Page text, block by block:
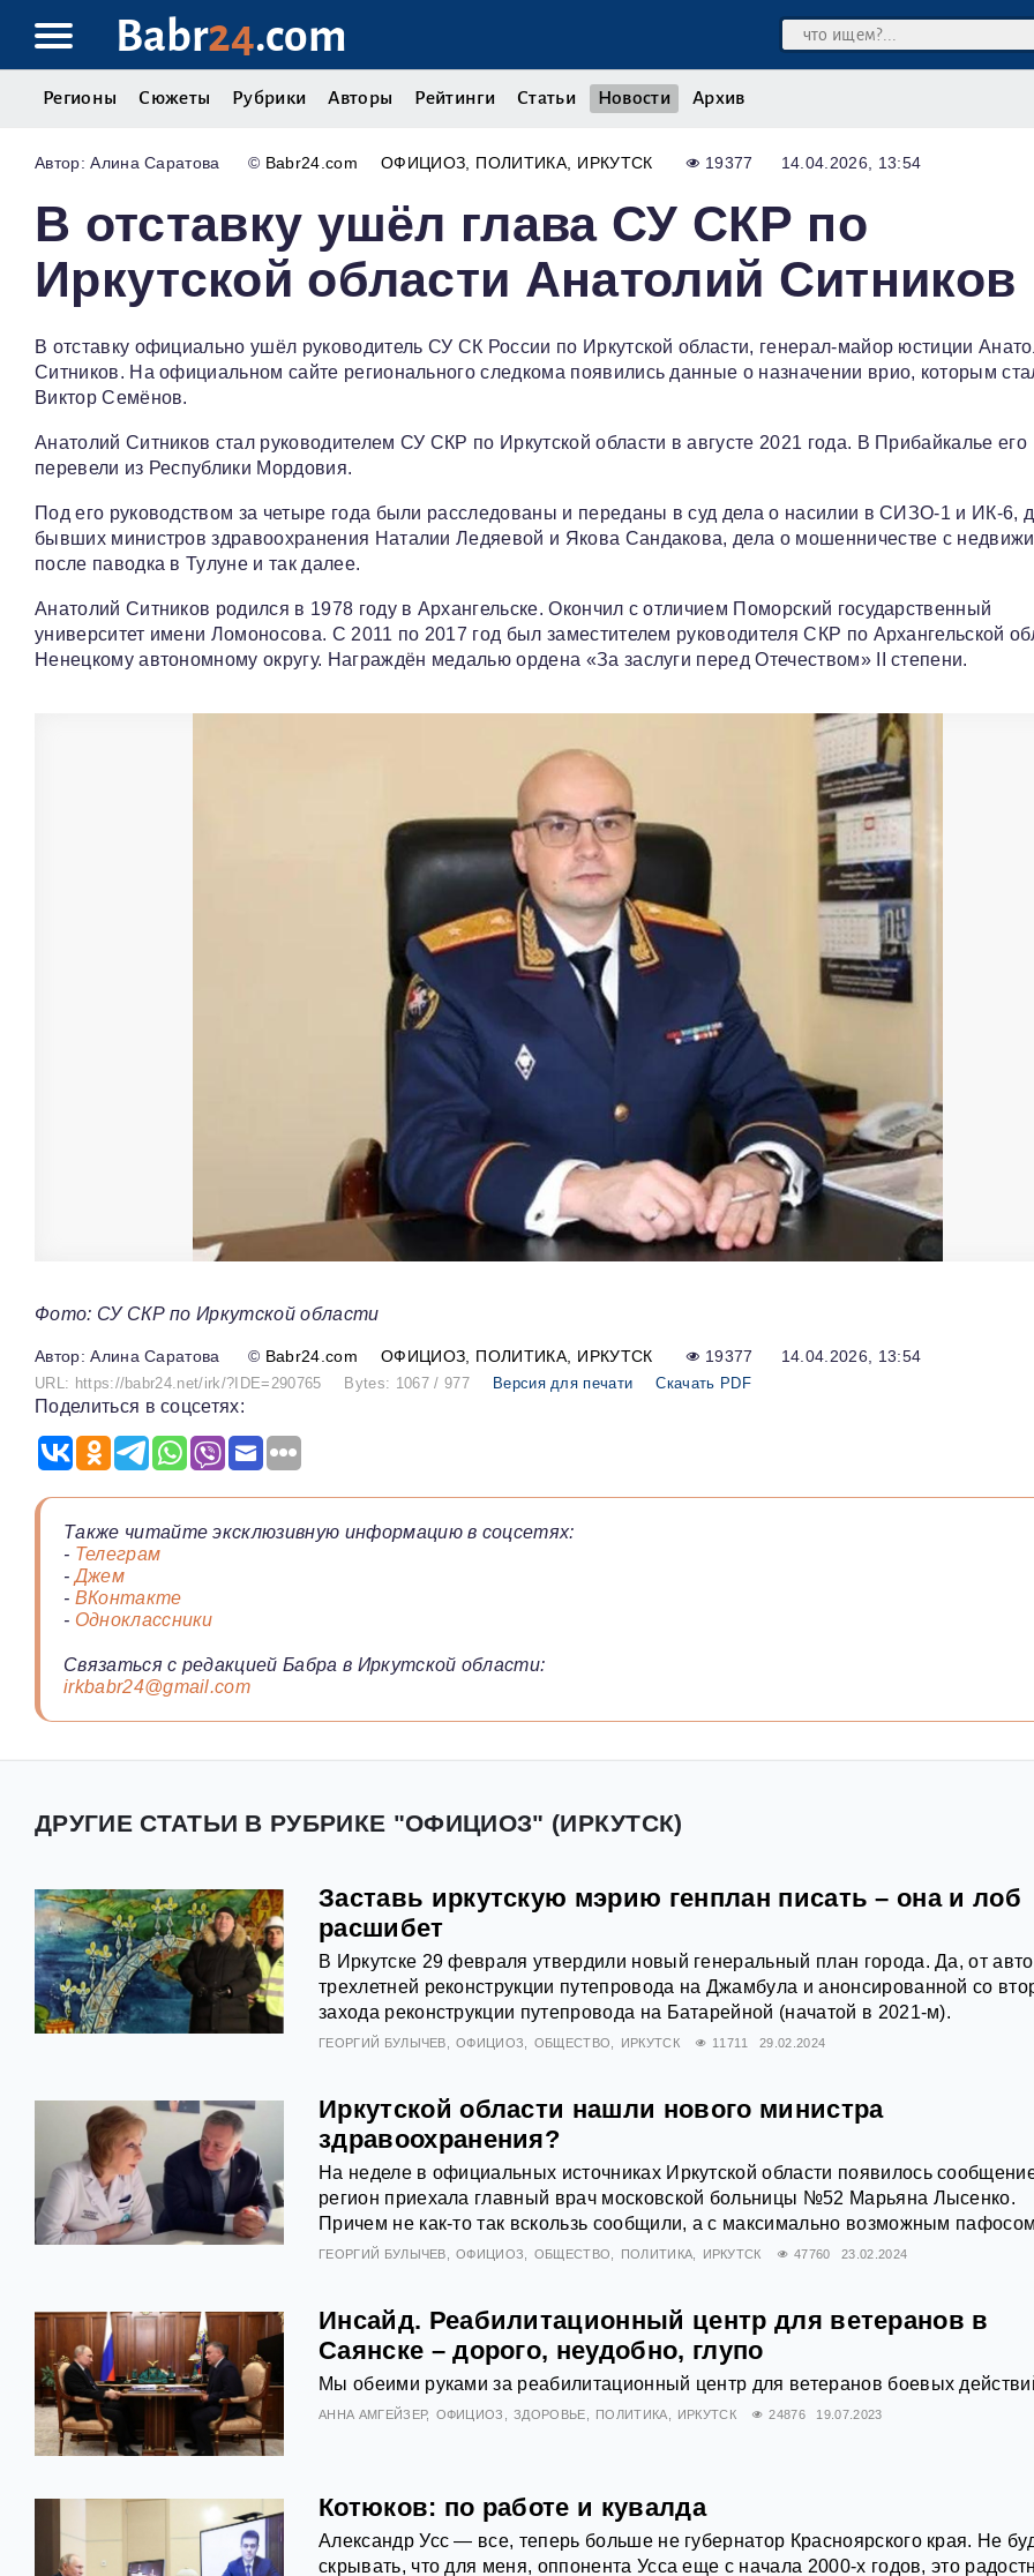
Babr24.com
Регионы Сюжеты Рубрики Авторы Рейтинги Статьи Новости Архив
Алина Саратова © Babr24.com ОФИЦИОЗ ПОЛИТИКА ИРКУТСК 19377 14.04.2026, 13:54
В отставку ушёл глава СУ СКР по
Иркутской области Анатолий Ситников
В отставку официально ушёл руководитель СУ СК России по Иркутской области, генерал‑майор юстиции
Ситников. На официальном сайте регионального следкома появились данные о назначении врио, которым
Виктор Семёнов.
Анатолий Ситников стал руководителем СУ СКР по Иркутской области в августе 2021 года. В Прибайкалье его
перевели из Республики Мордовия.
Под его руководством за четыре года были расследованы и переданы в суд дела о насилии в СИЗО‑1 и ИК‑6,
бывших министров здравоохранения Наталии Ледяевой и Якова Сандакова, дела о мошенничестве с
после паводка в Тулуне и так далее.
Анатолий Ситников родился в 1978 году в Архангельске. Окончил с отличием Поморский государственный
университет имени Ломоносова. С 2011 по 2017 год был заместителем руководителя СКР по Архангельской
Ненецкому автономному округу. Награждён медалью ордена «За заслуги перед Отечеством» II степени.
Фото: СУ СКР по Иркутской области
Алина Саратова © Babr24.com ОФИЦИОЗ ПОЛИТИКА ИРКУТСК 19377 14.04.2026, 13:54
URL: https://babr24.net/irk/?IDE=290765 Bytes: 1067 / 977 Версия для печати Скачать PDF
Поделиться в соцсетях:
Также читайте эксклюзивную информацию в соцсетях:
- Телеграм
-Джем
- ВКонтакте
- Одноклассники
Связаться с редакцией Бабра в Иркутской области:
irkbabr24@gmail.com
ДРУГИЕ СТАТЬИ В РУБРИКЕ "ОФИЦИОЗ" (ИРКУТСК)
Заставь иркутскую мэрию генплан писать – она и лоб
расшибет
В Иркутске 29 февраля утвердили новый генеральный план города. Да, от
трехлетней реконструкции путепровода на Джамбула и анонсированной со
захода реконструкции путепровода на Батарейной (начатой в 2021-м).
ГЕОРГИЙ БУЛЫЧЕВ ОФИЦИОЗ ОБЩЕСТВО ИРКУТСК 11711 29.02.2024
Иркутской области нашли нового министра
здравоохранения?
На неделе в официальных источниках Иркутской области появилось
регион приехала главный врач московской больницы №52 Марьяна Лысенко.
Причем не как-то так вскользь сообщили, а с максимально возможным
ГЕОРГИЙ БУЛЫЧЕВ ОФИЦИОЗ ОБЩЕСТВО ПОЛИТИКА ИРКУТСК 47760 23.02.2024
Инсайд. Реабилитационный центр для ветеранов в
Саянске – дорого, неудобно, глупо
Мы обеими руками за реабилитационный центр для ветеранов боевых
АННА АМГЕЙЗЕР ОФИЦИОЗ ЗДОРОВЬЕ ПОЛИТИКА ИРКУТСК 24876 19.07.2023
Котюков: по работе и кувалда
Александр Усс — все, теперь больше не губернатор Красноярского края. Не
скрывать, что для меня, оппонента Усса еще с начала 2000-х годов, это